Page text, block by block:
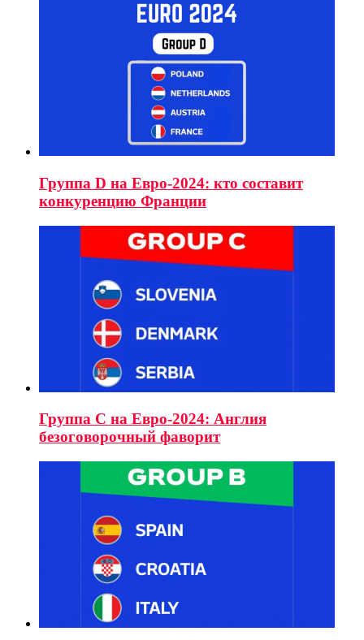
Группа D на Евро-2024: кто составит
конкуренцию Франции
Группа C на Евро-2024: Англия
безоговорочный фаворит